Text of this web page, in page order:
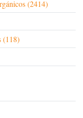
(2414)
(118)